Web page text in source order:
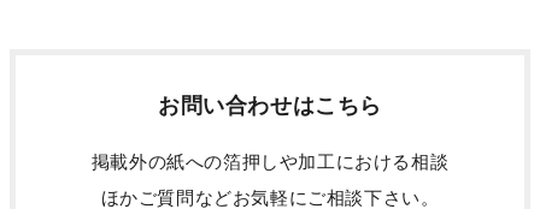
お問い合わせはこちら
掲載外の紙への箔押しや加工における相談
ほかご質問などお気軽にご相談下さい。